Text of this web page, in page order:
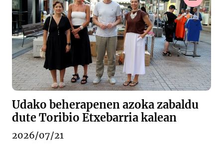
Udako beherapenen azoka zabaldu
dute Toribio Etxebarria kalean
2026/07/21